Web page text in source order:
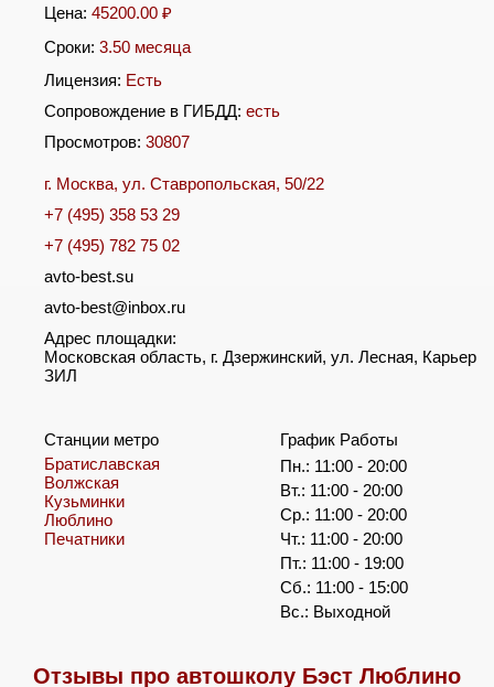
Цена: 45200.00 ₽
Сроки: 3.50 месяца
Лицензия: Есть
Сопровождение в ГИБДД: есть
Просмотров: 30807
г. Москва, ул. Ставропольская, 50/22
+7 (495) 358 53 29
+7 (495) 782 75 02
avto-best.su
avto-best@inbox.ru
Адрес площадки:
Московская область, г. Дзержинский, ул. Лесная, Карьер
ЗИЛ
Станции метро
Братиславская
Волжская
Кузьминки
Люблино
Печатники
График Работы
Пн.: 11:00 - 20:00
Вт.: 11:00 - 20:00
Ср.: 11:00 - 20:00
Чт.: 11:00 - 20:00
Пт.: 11:00 - 19:00
Сб.: 11:00 - 15:00
Вс.: Выходной
Отзывы про автошколу Бэст Люблино